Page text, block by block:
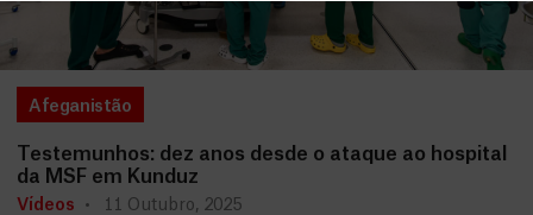
Afeganistão
Testemunhos: dez anos desde o ataque ao hospital
da MSF em Kunduz
Vídeos 11 Outubro, 2025